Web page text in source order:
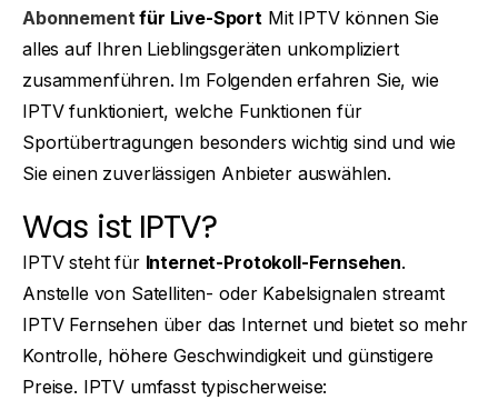
Abonnementfür Live-Sport Mit IPTV können Sie
alles auf Ihren Lieblingsgeräten unkompliziert
zusammenführen. Im Folgenden erfahren Sie, wie
IPTV funktioniert, welche Funktionen für
Sportübertragungen besonders wichtig sind und wie
Sie einen zuverlässigen Anbieter auswählen.
Was ist IPTV?
IPTV steht für Internet-Protokoll-Fernsehen.
Anstelle von Satelliten- oder Kabelsignalen streamt
IPTV Fernsehen über das Internet und bietet so mehr
Kontrolle, höhere Geschwindigkeit und günstigere
Preise. IPTV umfasst typischerweise: